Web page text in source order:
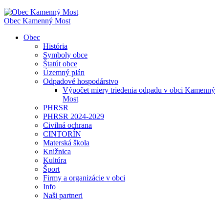
Obec Kamenný Most
Obec
História
Symboly obce
Štatút obce
Územný plán
Odpadové hospodárstvo
Výpočet miery triedenia odpadu v obci Kamenný
Most
PHRSR
PHRSR 2024-2029
Civilná ochrana
CINTORÍN
Materská škola
Knižnica
Kultúra
Šport
Firmy a organizácie v obci
Info
Naši partneri